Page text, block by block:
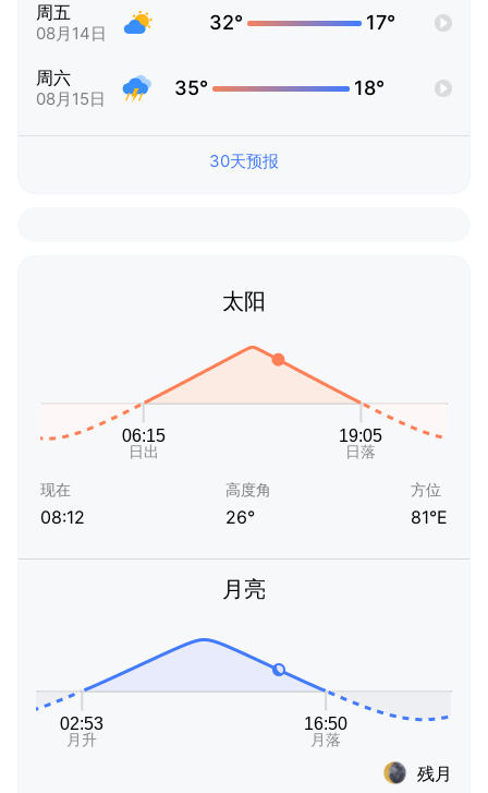
周五
08月14日 32° 17°
周六
08月15日 35° 18°
30天预报
太阳
现在
08:12
高度角
26°
方位
81°E
月亮
残月